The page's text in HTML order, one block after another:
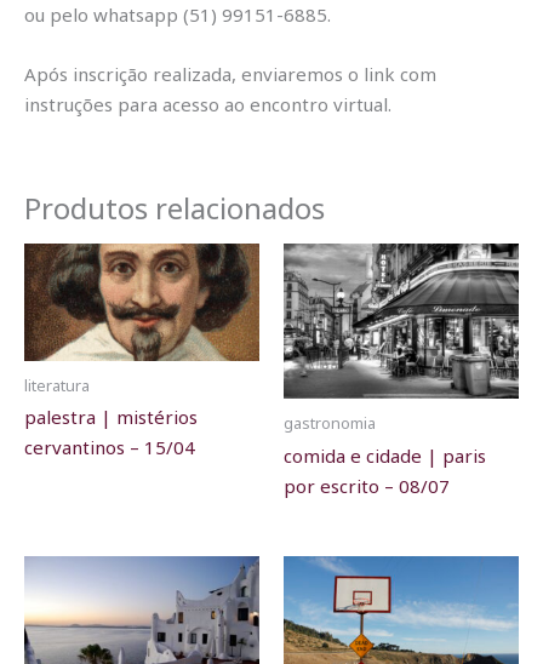
ou pelo whatsapp (51) 99151-6885.
Após inscrição realizada, enviaremos o link com
instruções para acesso ao encontro virtual.
Produtos relacionados
literatura
palestra | mistérios
cervantinos – 15/04
gastronomia
comida e cidade | paris
por escrito – 08/07